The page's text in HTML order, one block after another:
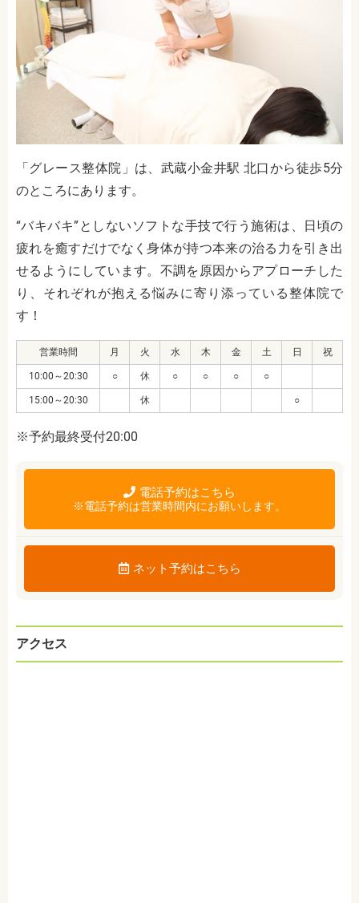
「グレース整体院」は、武蔵小金井駅 北口から徒歩5分
のところにあります。
“バキバキ”としないソフトな手技で行う施術は、日頃の
疲れを癒すだけでなく身体が持つ本来の治る力を引き出
せるようにしています。不調を原因からアプローチした
り、それぞれが抱える悩みに寄り添っている整体院で
す！
営業時間 月 火 水 木 金 土 日 祝
10:00～20:30 ○ 休 ○ ○ ○ ○
15:00～20:30 休 ○
※予約最終受付20:00
電話予約はこちら
※電話予約は営業時間内にお願いします。
ネット予約はこちら
アクセス